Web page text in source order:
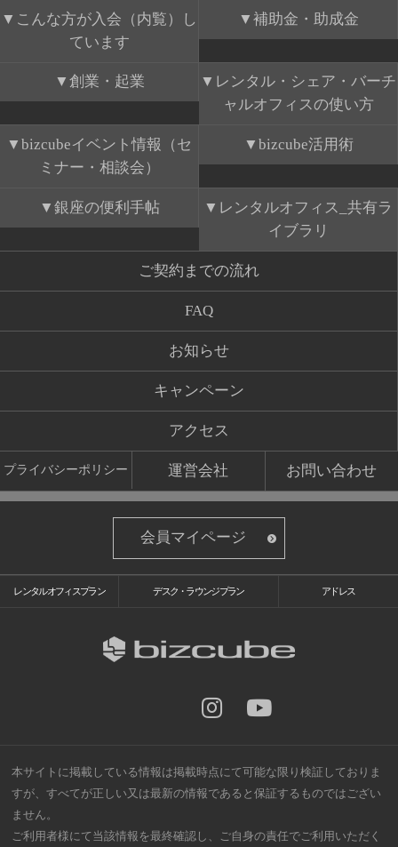
こんな方が入会（内覧）し
ています
補助金・助成金
創業・起業
レンタル・シェア・バーチ
ャルオフィスの使い方
bizcubeイベント情報（セ
ミナー・相談会）
bizcube活用術
銀座の便利手帖
レンタルオフィス_共有ラ
イブラリ
ご契約までの流れ
FAQ
お知らせ
キャンペーン
アクセス
プライバシーポリシー 運営会社 お問い合わせ
会員マイページ
レンタルオフィスプラン デスク・ラウンジプラン アドレス
本サイトに掲載している情報は掲載時点にて可能な限り検証しておりま
すが、すべてが正しい又は最新の情報であると保証するものではござい
ません。
ご利用者様にて当該情報を最終確認し、ご自身の責任でご利用いただく